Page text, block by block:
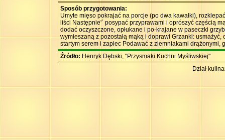
Sposób przygotowania:
Umyte mięso pokrajać na porcje (po dwa kawałki),
liści Następnie'` posypać przyprawami i oprószyć częścią
dodać oczyszczone, opłukane i po-krajane w paseczki
wymieszaną z pozostałą mąką i doprawi Grzanki: usmażyć,
startym serem i zapiec Podawać z ziemniakami drążonymi,
Źródło: Henryk Dębski, "Przysmaki Kuchni Myśliwskiej"
Dział